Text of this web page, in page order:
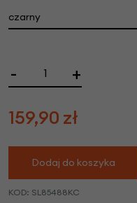
czarny
- +
159,90 zł
Dodaj do koszyka
KOD: SL85488KC